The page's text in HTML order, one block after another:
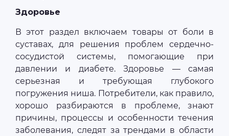
Здоровье
В этот раздел включаем товары от боли в
суставах, для решения проблем сердечно-
сосудистой системы, помогающие при
давлении и диабете. Здоровье — самая
серьезная и требующая глубокого
погружения ниша. Потребители, как правило,
хорошо разбираются в проблеме, знают
причины, процессы и особенности течения
заболевания, следят за трендами в области